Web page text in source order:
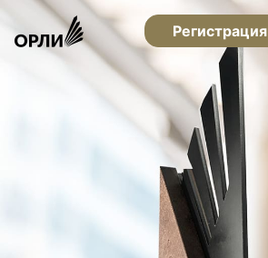
Регистрация